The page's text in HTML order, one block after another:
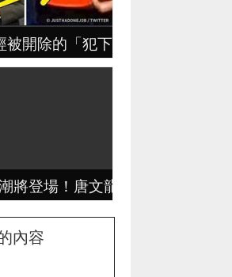
被開除的「犯下大錯天兵員工」
將登場！唐文龍跟陳敏之偷情是
內容